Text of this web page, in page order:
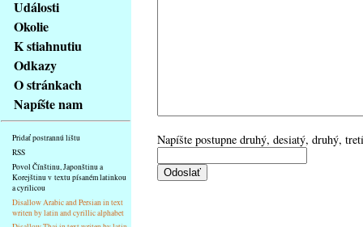
zkratky
tomto
webu
základní
Hlavní
strana
Události
Okolie
K stiahnutiu
Odkazy
O stránkach
Napíšte nam
Pridať postrannú lištu
RSS
Povol Čínštinu, Japonštinu a
Korejštinu v textu písaném latinkou
a cyrilicou
Disallow Arabic and Persian in text
writen by latin and cyrillic alphabet
Napíšte postupne druhý, desiatý, druhý,